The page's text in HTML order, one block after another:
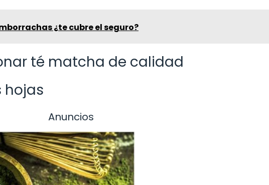
¿te cubre el seguro?
té matcha de calidad
hojas
Anuncios